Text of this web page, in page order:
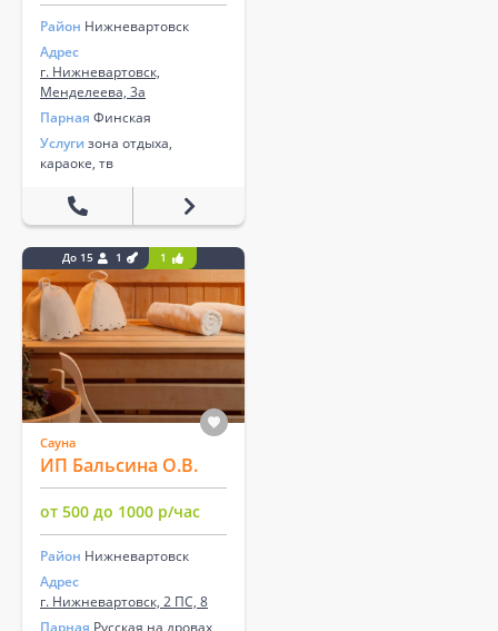
Район Нижневартовск
Адрес
г. Нижневартовск,
Менделеева, 3а
Парная Финская
Услуги зона отдыха,
караоке, тв
До 15 1 1
Сауна
ИП Бальсина О.В.
от 500 до 1000 р/час
Район Нижневартовск
Адрес
г. Нижневартовск, 2 ПС, 8